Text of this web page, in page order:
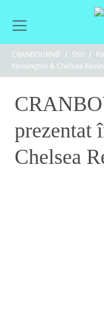
CRANBOURN® / Știri /
Kensington & Chelsea
prezentat
Chelsea